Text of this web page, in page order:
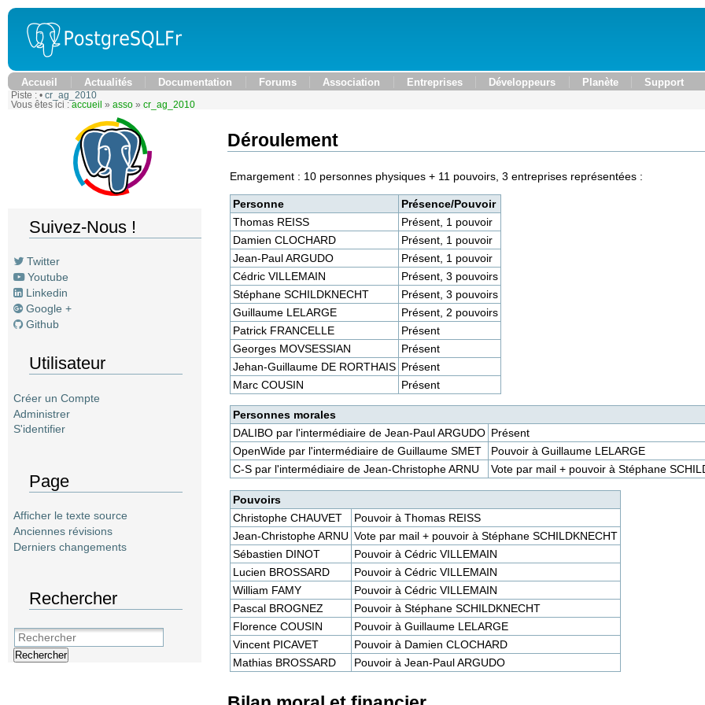
Accueil Actualités Documentation Forums Association Entreprises Développeurs Planète Support
Piste : • cr_ag_2010
Vous êtes ici : accueil » asso » cr_ag_2010
Suivez-Nous !
Twitter
Youtube
Linkedin
Google +
Github
Utilisateur
Créer un Compte
Administrer
S'identifier
Page
Afficher le texte source
Anciennes révisions
Derniers changements
Rechercher
Rechercher
Déroulement
Emargement : 10 personnes physiques + 11 pouvoirs, 3 entreprises représentées :
Personne
Présence/Pouvoir
Thomas REISS
Présent, 1 pouvoir
Damien CLOCHARD
Présent, 1 pouvoir
Jean-Paul ARGUDO
Présent, 1 pouvoir
Cédric VILLEMAIN
Présent, 3 pouvoirs
Stéphane SCHILDKNECHT
Présent, 3 pouvoirs
Guillaume LELARGE
Présent, 2 pouvoirs
Patrick FRANCELLE
Présent
Georges MOVSESSIAN
Présent
Jehan-Guillaume DE RORTHAIS Présent
Marc COUSIN
Présent
Personnes morales
DALIBO par l'intermédiaire de Jean-Paul ARGUDO Présent
OpenWide par l'intermédiaire de Guillaume SMET
Pouvoir à Guillaume LELARGE
C-S par l'intermédiaire de Jean-Christophe ARNU
Vote par mail + pouvoir à Stéphane
Pouvoirs
Christophe CHAUVET
Pouvoir à Thomas REISS
Jean-Christophe ARNU Vote par mail + pouvoir à Stéphane SCHILDKNECHT
Sébastien DINOT
Pouvoir à Cédric VILLEMAIN
Lucien BROSSARD
Pouvoir à Cédric VILLEMAIN
William FAMY
Pouvoir à Cédric VILLEMAIN
Pascal BROGNEZ
Pouvoir à Stéphane SCHILDKNECHT
Florence COUSIN
Pouvoir à Guillaume LELARGE
Vincent PICAVET
Pouvoir à Damien CLOCHARD
Mathias BROSSARD
Pouvoir à Jean-Paul ARGUDO